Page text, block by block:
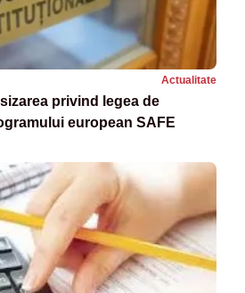
Actualitate
privind legea de
european SAFE